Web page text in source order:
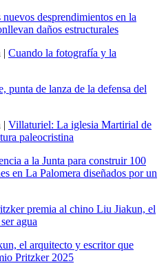
nuevos desprendimientos en la
daños estructurales
| Cuando la fotografía y la
punta de lanza de la defensa del
| Villaturiel: La iglesia Martirial de
paleocristina
a la Junta para construir 100
en La Palomera diseñados por un
premia al chino Liu Jiakun, el
agua
el arquitecto y escritor que
Pritzker 2025